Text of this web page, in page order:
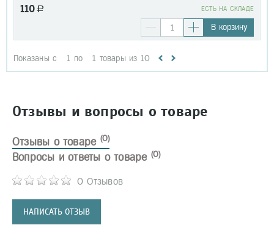
110 a EСТЬ НА СКЛАДЕ
В корзину
Показаны с 1 по 1 товары из 10
Отзывы и вопросы о товаре
Отзывы о товаре (0)
0 Отзывов
НАПИСАТЬ ОТЗЫВ
Вопросы и ответы о товаре (0)